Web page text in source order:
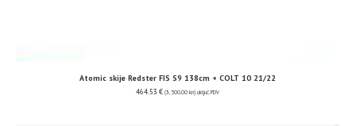
Atomic skije Redster FIS S9 138cm + COLT 10 21/22
464.53 € (3,500.00 kn) uključ. PDV